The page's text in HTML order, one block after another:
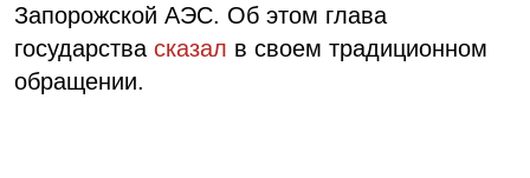
Запорожской АЭС. Об этом глава
государства сказал в своем традиционном
обращении.